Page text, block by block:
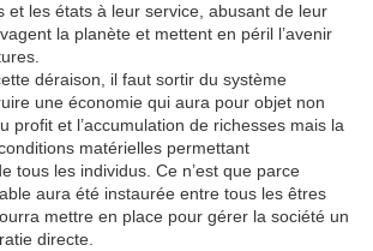
et les états à leur service, abusant de leur
la planète et mettent en péril l’avenir
déraison, il faut sortir du système
une économie qui aura pour objet non
profit et l’accumulation de richesses mais la
matérielles permettant
tous les individus. Ce n’est que parce
aura été instaurée entre tous les êtres
mettre en place pour gérer la société un
directe.